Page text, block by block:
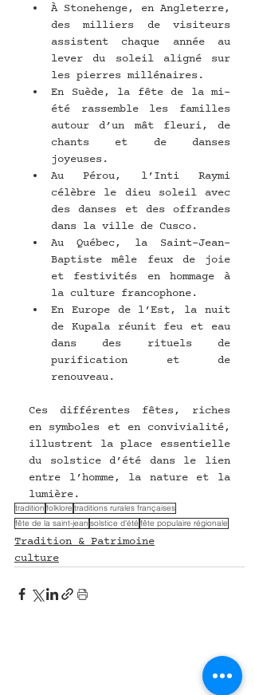
À Stonehenge, en Angleterre,
des milliers de visiteurs
assistent chaque année au
lever du soleil aligné sur
les pierres millénaires.
En Suède, la fête de la mi-
été rassemble les familles
autour d’un mât fleuri, de
chants et de danses
joyeuses.
Au Pérou, l’Inti Raymi
célèbre le dieu soleil avec
des danses et des offrandes
dans la ville de Cusco.
Au Québec, la Saint-Jean-
Baptiste mêle feux de joie
et festivités en hommage à
la culture francophone.
En Europe de l’Est, la nuit
de Kupala réunit feu et eau
dans des rituels de
purification et de
renouveau.
Ces différentes fêtes, riches
en symboles et en convivialité,
illustrent la place essentielle
du solstice d’été dans le lien
entre l’homme, la nature et la
lumière.
tradition folklore traditions rurales françaises
fête de la saint-jean solstice d'été fête populaire régionale
Tradition & Patrimoine
culture